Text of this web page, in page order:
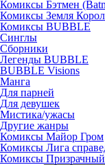
Комиксы Бэтмен
Комиксы Земля
Комиксы BUBBLE
Синглы
Сборники
Легенды BUBBLE
BUBBLE Visions
Манга
Для парней
Для девушек
Мистика/ужасы
Другие жанры
Комиксы Майор Гром
Комиксы Лига
Комиксы